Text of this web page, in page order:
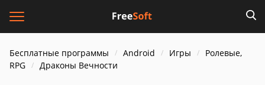
Бесплатные программы Android Игры
Ролевые,
RPG
Драконы Вечности